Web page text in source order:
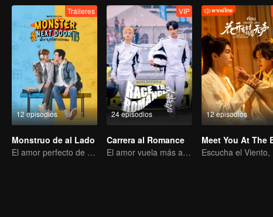
12 episodios
Tráileres
Monstruo de al Lado
El amor perfecto de un chico introvertido y extrovertido
24 episodios
VIP
Carrera al Romance
El amor vuela más allá de las fronteras, la gloria unida como socios
12 episodios